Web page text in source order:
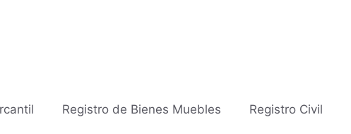
Registro de Bienes Muebles Registro Civil